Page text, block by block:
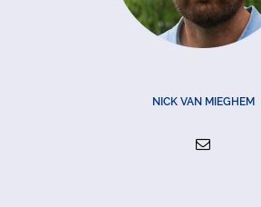
NICK VAN MIEGHEM